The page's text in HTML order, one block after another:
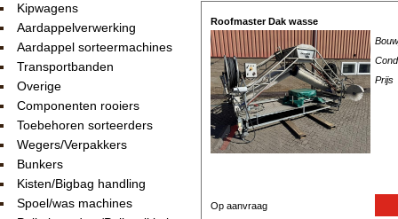
Kipwagens
Aardappelverwerking
Aardappel sorteermachines
Transportbanden
Overige
Componenten rooiers
Toebehoren sorteerders
Wegers/Verpakkers
Bunkers
Kisten/Bigbag handling
Spoel/was machines
Roofmaster Dak wasse
Prijs
Op aanvraag